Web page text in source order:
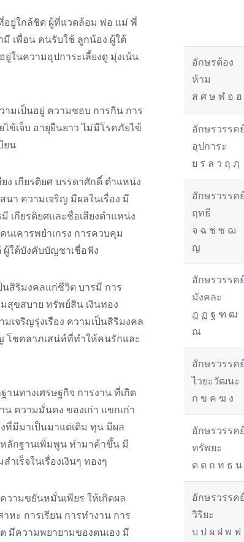
อยู่ใกล้ชิด ผู้ที่แวดล้อม พ่อ แม่ พี่
มี เพื่อน คนรับใช้ ลูกน้อง ผู้ใต้
ในความอุปการะเลี้ยงดู มุ่งเน้น
ามเป็นอยู่ ความชอบ การกิน การ
ข้เจ็บ อายุยืนยาว ไม่มีโรคภัยไข้
ยน
ง เกียรติยศ บรรดาศักดิ์ ตำแหน่ง
นา ความเจริญ มีผลในเรื่อง มี
เกียรติยศและชื่อเสียงตำแหน่ง
นเคารพยำเกรง การควบคุม
ใต้บังคับบัญชาเชื่อฟัง
นสิริมงคลแก่ชีวิต บารมี การ
สุขสบาย ทรัพย์สิน เงินทอง
เจริญรุ่งเรือง ความเป็นสิริมงคล
โชคลาภเสน่ห์ที่ทำให้คนรักและ
านทางเศรษฐกิจ การงาน ที่เกิด
น ความมั่นคง ของเก่า แขกเก่า
ที่มีมาเป็นมาแต่เดิม ทุน มีผล
ลักฐานเพิ่มพูน ทำมาค้าขึ้น มี
ำเร็จในเรื่องเงินๆ ทองๆ
วามขยันหมั่นเพียร ให้เกิดผล
หะ การเรียน การทำงาน การ
มีความพยายามของตนเอง มี
อักษรต้อง
ห้าม
ส ศ ษ ฬ อ ฮ
อักษรวรรคย์
อุปการะ
ย ร ล ว ฤ ฦ
อักษรวรรคย์
ฤทธี
จ ฉ ช ซ ฌ
ญ
อักษรวรรคย์
มังคละ
ฎ ฏ ฐ ฑ ฒ
ณ
อักษรวรรคย์
ไวยะวัฒนะ
ก ข ค ฆ ง
อักษรวรรคย์
ทรัพยะ
ด ต ถ ท ธ น
อักษรวรรคย์
วิริยะ
บ ป ผ ฝ พ ฟ